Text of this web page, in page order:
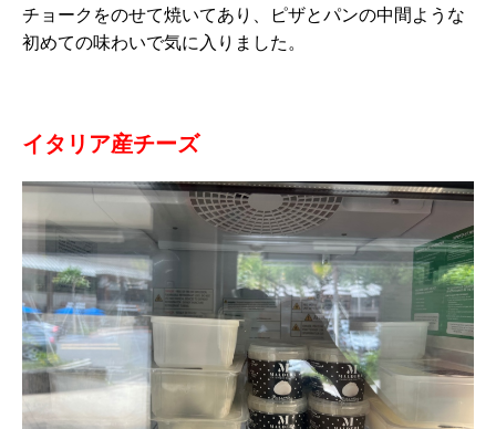
チョークをのせて焼いてあり、ピザとパンの中間ような
初めての味わいで気に入りました。
イタリア産チーズ